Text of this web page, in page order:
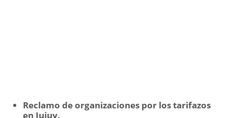
Reclamo de organizaciones por los tarifazos
en Jujuy.